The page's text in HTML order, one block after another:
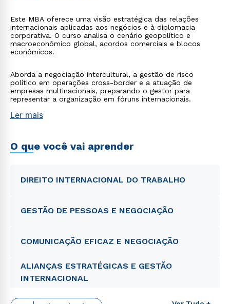
Este MBA oferece uma visão estratégica das relações
internacionais aplicadas aos negócios e à diplomacia
corporativa. O curso analisa o cenário geopolítico e
macroeconômico global, acordos comerciais e blocos
econômicos.
Aborda a negociação intercultural, a gestão de risco
político em operações cross-border e a atuação de
empresas multinacionais, preparando o gestor para
representar a organização em fóruns internacionais.
Ler mais
O que você vai aprender
DIREITO INTERNACIONAL DO TRABALHO
GESTÃO DE PESSOAS E NEGOCIAÇÃO
COMUNICAÇÃO EFICAZ E NEGOCIAÇÃO
ALIANÇAS ESTRATÉGICAS E GESTÃO
INTERNACIONAL